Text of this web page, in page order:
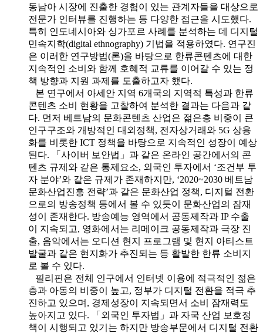
동남아 시장에 진출한 경험이 있는 관계자들을 대상으로
전문가 인터뷰를 진행하는 등 다양한 접근을 시도했다.
특히 인도네시아와 싱가포르 사례를 분석하는 데 디지털
민속지학(digital ethnography) 기법을 적용하였다. 연구진
은 이러한 연구방법(론)을 바탕으로 한류콘텐츠에 대한
지속적인 소비와 함께 호혜적 교류를 이어갈 수 있는 정
책 방향과 지원 과제를 도출하고자 했다.
본 연구에서 아세안 지역 6개국의 지역적 특성과 한류
콘텐츠 소비 현황을 고찰하여 분석한 결과는 다음과 같
다. 먼저 베트남의 문화콘텐츠 산업은 젊은층 비중이 큰
인구구조와 개방적인 대외정책, 전자상거래와 5G 상용
화를 비롯한 ICT 정책을 바탕으로 지속적인 성장이 예상
된다. 「사이버 보안법」과 같은 온라인 공간에서의 콘
텐츠 규제와 같은 통제요소, 외국인 투자에서 ‘조건부 투
자 분야’와 같은 규제가 존재하지만, ‘2020~2030 베트남
문화산업진흥 전략’과 같은 문화산업 정책, 디지털 전환
으로의 방송정책 등에서 볼 수 있듯이 문화산업의 잠재
성이 존재한다. 방송예능 영역에서 공동제작과 IP 수출
이 지속되고, 영화에서는 리메이크 공동제작과 극장 진
출, 음악에서는 오디션 현지 프로그램 및 현지 아티스트
발굴과 같은 현지화가 추진되는 등 활발한 한류 소비지
로 볼 수 있다.
필리핀은 전체 인구에서 인터넷 이용에 적극적인 젊은
층과 아동의 비중이 높고, 정부가 디지털 전환을 적극 추
진하고 있으며, 경제성장이 지속되면서 소비 잠재력도
높아지고 있다. 「외국인 투자법」과 자국 산업 보호정
책이 시행되고 있기는 하지만 방송부문에서 디지털 전환